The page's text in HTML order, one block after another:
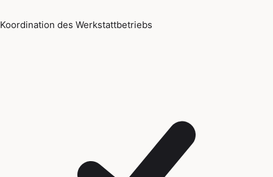
Koordination des Werkstattbetriebs